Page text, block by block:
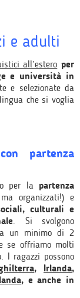
e adulti
all’estero per
e università in
e selezionate da
che si voglia
partenza
per la partenza
organizzati!) e
culturali e
. Si svolgono
un minimo di 2
se offriamo molti
I ragazzi possono
, Irlanda,
, e anche in